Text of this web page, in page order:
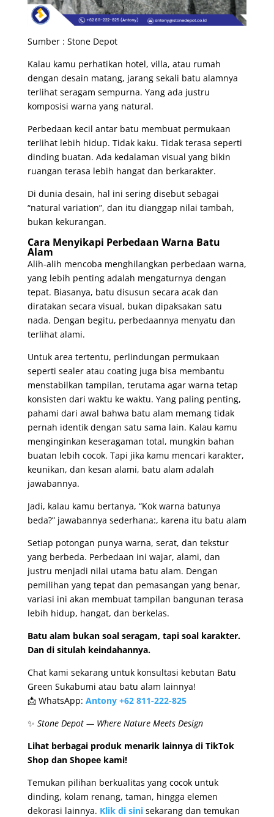
Sumber : Stone Depot
Kalau kamu perhatikan hotel, villa, atau rumah
dengan desain matang, jarang sekali batu alamnya
terlihat seragam sempurna. Yang ada justru
komposisi warna yang natural.
Perbedaan kecil antar batu membuat permukaan
terlihat lebih hidup. Tidak kaku. Tidak terasa seperti
dinding buatan. Ada kedalaman visual yang bikin
ruangan terasa lebih hangat dan berkarakter.
Di dunia desain, hal ini sering disebut sebagai
“natural variation”, dan itu dianggap nilai tambah,
bukan kekurangan.
Cara Menyikapi Perbedaan Warna Batu
Alam
Alih-alih mencoba menghilangkan perbedaan warna,
yang lebih penting adalah mengaturnya dengan
tepat. Biasanya, batu disusun secara acak dan
diratakan secara visual, bukan dipaksakan satu
nada. Dengan begitu, perbedaannya menyatu dan
terlihat alami.
Untuk area tertentu, perlindungan permukaan
seperti sealer atau coating juga bisa membantu
menstabilkan tampilan, terutama agar warna tetap
konsisten dari waktu ke waktu. Yang paling penting,
pahami dari awal bahwa batu alam memang tidak
pernah identik dengan satu sama lain. Kalau kamu
menginginkan keseragaman total, mungkin bahan
buatan lebih cocok. Tapi jika kamu mencari karakter,
keunikan, dan kesan alami, batu alam adalah
jawabannya.
Jadi, kalau kamu bertanya, “Kok warna batunya
beda?” jawabannya sederhana:, karena itu batu alam
Setiap potongan punya warna, serat, dan tekstur
yang berbeda. Perbedaan ini wajar, alami, dan
justru menjadi nilai utama batu alam. Dengan
pemilihan yang tepat dan pemasangan yang benar,
variasi ini akan membuat tampilan bangunan terasa
lebih hidup, hangat, dan berkelas.
Batu alam bukan soal seragam, tapi soal karakter.
Dan di situlah keindahannya.
Chat kami sekarang untuk konsultasi kebutan Batu
Green Sukabumi atau batu alam lainnya!
📩 WhatsApp: Antony +62 811-222-825
✨ Stone Depot — Where Nature Meets Design
Lihat berbagai produk menarik lainnya di TikTok
Shop dan Shopee kami!
Temukan pilihan berkualitas yang cocok untuk
dinding, kolam renang, taman, hingga elemen
dekorasi lainnya. Klik di sini sekarang dan temukan